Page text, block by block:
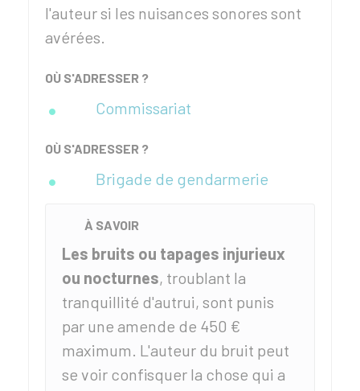
l'auteur si les nuisances sonores sont
avérées.
OÙ S'ADRESSER ?
Commissariat
OÙ S'ADRESSER ?
Brigade de gendarmerie
À SAVOIR
Les bruits ou tapages injurieux
ou nocturnes, troublant la
tranquillité d'autrui, sont punis
par une amende de 450 €
maximum. L'auteur du bruit peut
se voir confisquer la chose qui a